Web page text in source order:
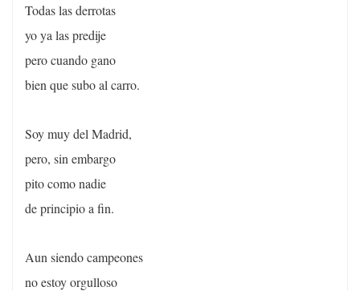
Todas las derrotas
yo ya las predije
pero cuando gano
bien que subo al carro.
Soy muy del Madrid,
pero, sin embargo
pito como nadie
de principio a fin.
Aun siendo campeones
no estoy orgulloso